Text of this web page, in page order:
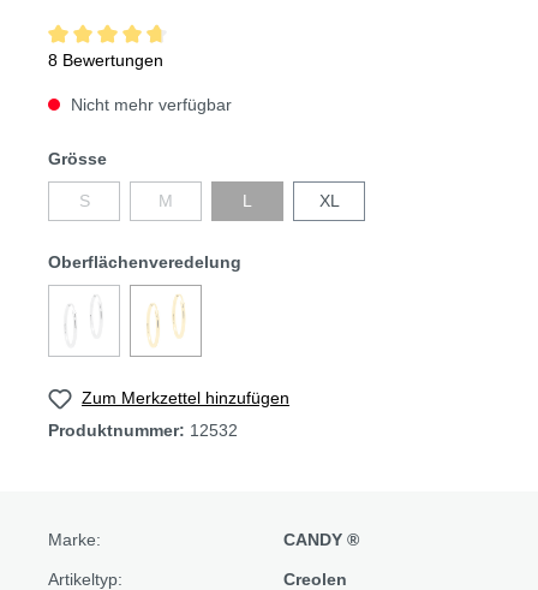
8 Bewertungen
Nicht mehr verfügbar
Grösse
S M L XL
Oberflächenveredelung
Zum Merkzettel hinzufügen
Produktnummer: 12532
Marke: CANDY ®
Artikeltyp: Creolen